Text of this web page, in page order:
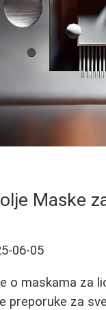
Maske
06-05
o maskama za
preporuke za